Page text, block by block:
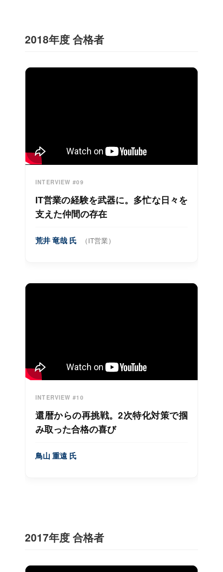
2018年度 合格者
INTERVIEW #09
IT営業の経験を武器に。多忙な日々を
支えた仲間の存在
荒井 竜哉 氏 （IT営業）
INTERVIEW #10
還暦からの再挑戦。2次特化対策で掴
み取った合格の喜び
鳥山 重遠 氏
2017年度 合格者